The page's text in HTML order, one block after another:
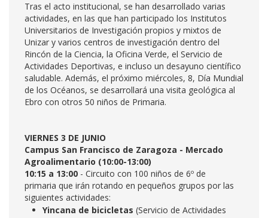
Tras el acto institucional, se han desarrollado varias
actividades, en las que han participado los Institutos
Universitarios de Investigación propios y mixtos de
Unizar y varios centros de investigación dentro del
Rincón de la Ciencia, la Oficina Verde, el Servicio de
Actividades Deportivas, e incluso un desayuno científico
saludable. Además, el próximo miércoles, 8, Día Mundial
de los Océanos, se desarrollará una visita geológica al
Ebro con otros 50 niños de Primaria.
VIERNES 3 DE JUNIO
Campus San Francisco de Zaragoza - Mercado
Agroalimentario (10:00-13:00)
10:15 a 13:00 - Circuito con 100 niños de 6º de
primaria que irán rotando en pequeños grupos por las
siguientes actividades:
Yincana de bicicletas (Servicio de Actividades